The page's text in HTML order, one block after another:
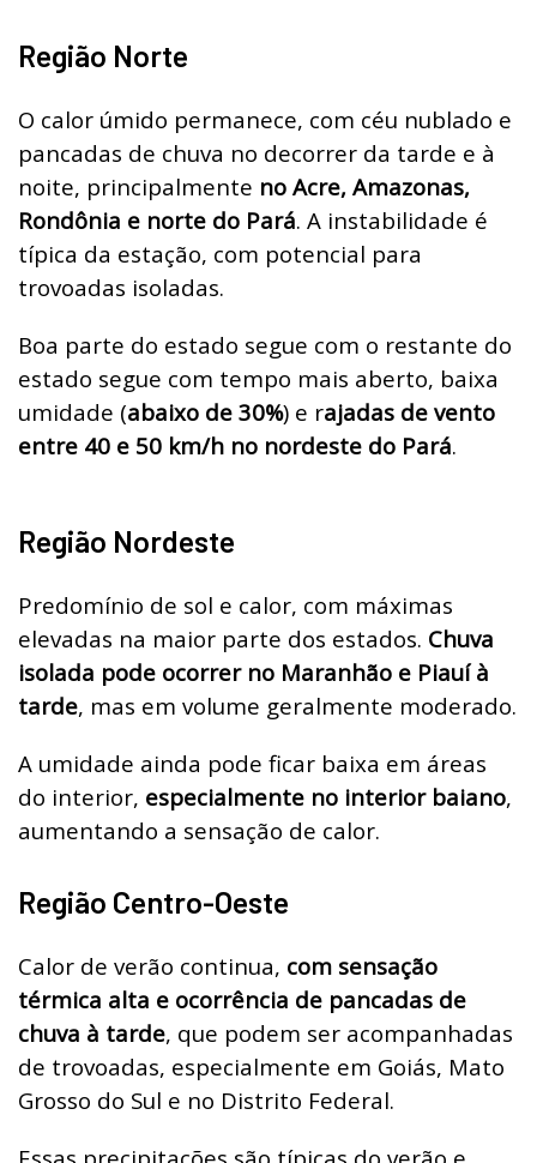
Região Norte
O calor úmido permanece, com céu nublado e
pancadas de chuva no decorrer da tarde e à
noite, principalmente no Acre, Amazonas,
Rondônia e norte do Pará. A instabilidade é
típica da estação, com potencial para
trovoadas isoladas.
Boa parte do estado segue com o restante do
estado segue com tempo mais aberto, baixa
umidade (abaixo de 30%) e rajadas de vento
entre 40 e 50 km/h no nordeste do Pará.
Região Nordeste
Predomínio de sol e calor, com máximas
elevadas na maior parte dos estados. Chuva
isolada pode ocorrer no Maranhão e Piauí à
tarde, mas em volume geralmente moderado.
A umidade ainda pode ficar baixa em áreas
do interior, especialmente no interior baiano,
aumentando a sensação de calor.
Região Centro-Oeste
Calor de verão continua, com sensação
térmica alta e ocorrência de pancadas de
chuva à tarde, que podem ser acompanhadas
de trovoadas, especialmente em Goiás, Mato
Grosso do Sul e no Distrito Federal.